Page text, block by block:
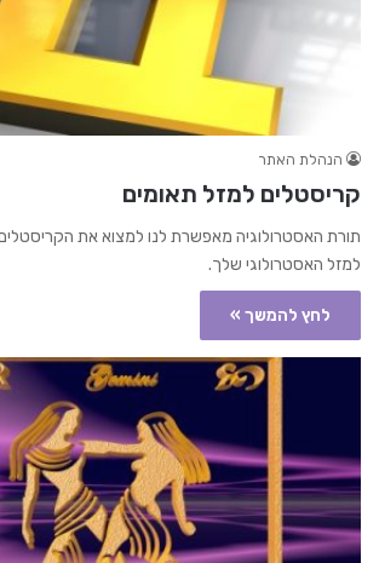
הנהלת האתר
קריסטלים למזל תאומים
תורת האסטרולוגיה מאפשרת לנו למצוא את
למזל האסטרולוגי שלך.
לחץ להמשך »